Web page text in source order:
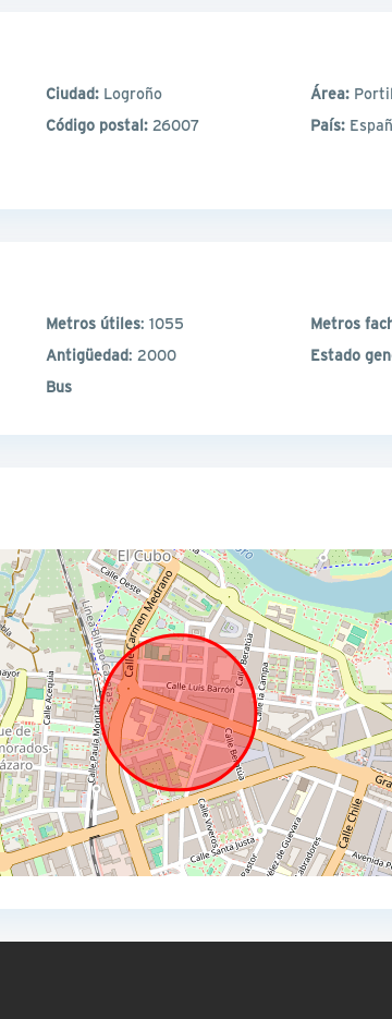
Ciudad: Logroño Área:
Código postal: 26007 País:
Metros útiles: 1055 Metros
Antigüedad: 2000 Estado
Bus